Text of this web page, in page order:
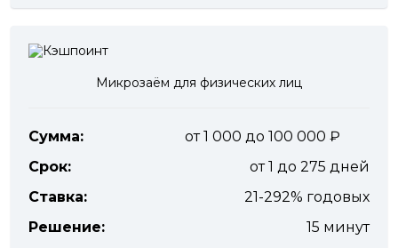
Микрозаём для физических лиц
Сумма:
от 1 000 до 100 000
Срок:
от 1 до 275 дней
Ставка:
21-292% годовых
Решение:
15 минут